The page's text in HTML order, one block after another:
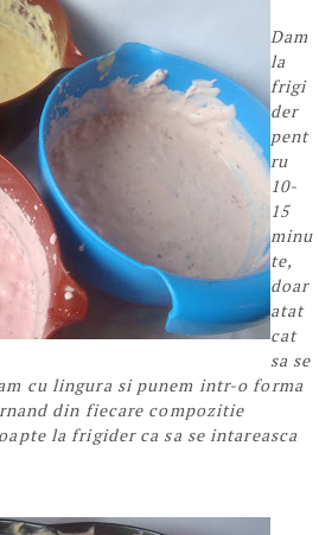
Dam
la
frigi
der
pent
ru
10-
15
minu
te,
doar
atat
cat
sa se
cu lingura si punem intr-o forma
din fiecare compozitie
la frigider ca sa se intareasca